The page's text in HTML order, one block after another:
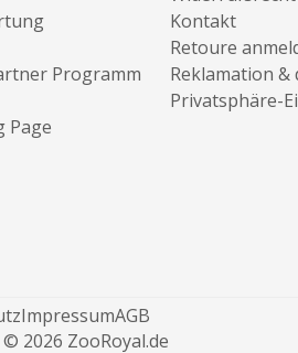
Programm
Page
Kontakt
Retoure
Reklamation &
Privatsphäre-
ImpressumAGB
2026 ZooRoyal.de